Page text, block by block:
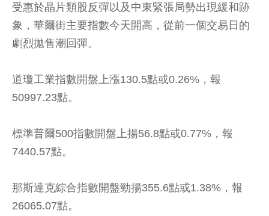
受惠於晶片類股反彈以及中東緊張局勢出現緩和跡
象，華爾街主要指數今天開高，從前一個交易日的
劇烈拋售潮回彈。
道瓊工業指數開盤上漲130.5點或0.26%，報
50997.23點。
標準普爾500指數開盤上揚56.8點或0.77%，報
7440.57點。
那斯達克綜合指數開盤勁揚355.6點或1.38%，報
26065.07點。